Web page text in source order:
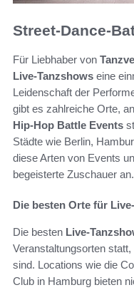
Street-Dance-
Für Liebhaber von
Live-Tanzshows eine
Leidenschaft der
gibt es zahlreiche Orte,
Hip-Hop Battle Events
Städte wie Berlin,
diese Arten von Events
begeisterte Zuschauer an.
Die besten Orte für
Die besten Live-
Veranstaltungsorten
sind. Locations wie die
Club in Hamburg bieten